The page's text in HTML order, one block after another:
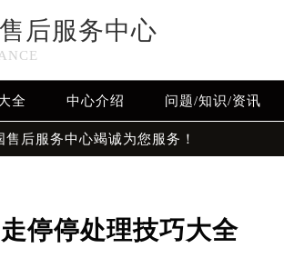
后服务中心
全 中心介绍 问题/知识/资讯
售后服务中心竭诚为您服务！
停停处理技巧大全